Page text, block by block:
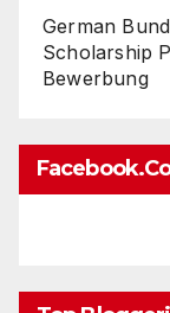
German
Scholarship
Bewerbung